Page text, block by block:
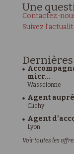
Une
Contactez-
Suivez
Dernières
micr...
Wasselonne
Agent
Clichy
Agent
Lyon
Voir toutes les